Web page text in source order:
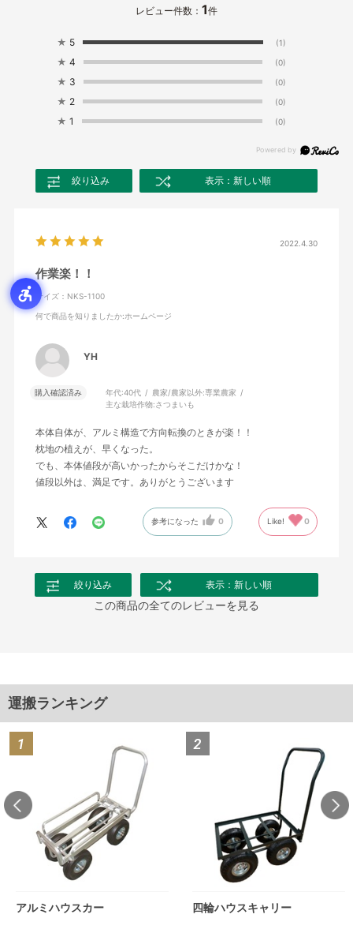
レビュー件数： 1件
★ 5 (1)
★ 4 (0)
★ 3 (0)
★ 2 (0)
★ 1 (0)
絞り込み 表示：新しい順
2022.4.30
作業楽！！
サイズ：NKS-1100
何で商品を知りましたか:ホームページ
YH
購入確認済み 年代:40代 農家/農家以外:専業農家
主な栽培作物:さつまいも
本体自体が、アルミ構造で方向転換のときが楽！！
枕地の植えが、早くなった。
でも、本体値段が高いかったからそこだけかな！
値段以外は、満足です。ありがとうございます
参考になった 0 Like! 0
絞り込み 表示：新しい順
この商品の全てのレビューを見る
運搬ランキング
アルミハウスカー 四輪ハウスキャリー